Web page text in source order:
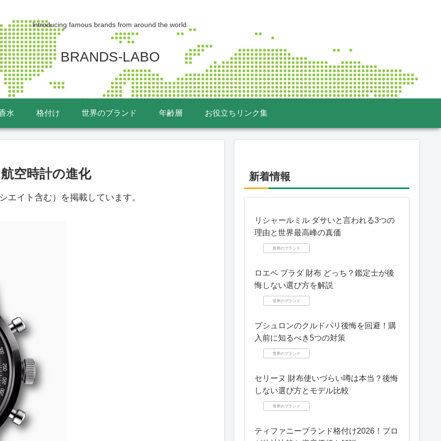
lntroducing famous brands from around the world.
BRANDS-LABO
水 格付け 世界のブランド 年齢層 お役立ちリンク集
空時計の進化
エイト含む）を掲載しています。
新着情報
リシャールミル ダサいと言われる3つの
理由と世界最高峰の真価
世界のブランド
ロエベ プラダ 財布 どっち？鑑定士が後
悔しない選び方を解説
世界のブランド
ブシュロンのクルドパリ後悔を回避！購
入前に知るべき5つの対策
世界のブランド
セリーヌ 財布使いづらい噂は本当？後悔
しない選び方とモデル比較
世界のブランド
ティファニーブランド格付け2026！プロ